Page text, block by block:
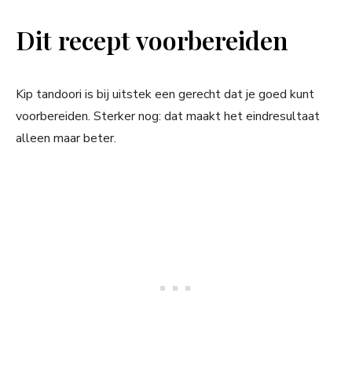
Dit recept voorbereiden
Kip tandoori is bij uitstek een gerecht dat je goed kunt
voorbereiden. Sterker nog: dat maakt het eindresultaat
alleen maar beter.